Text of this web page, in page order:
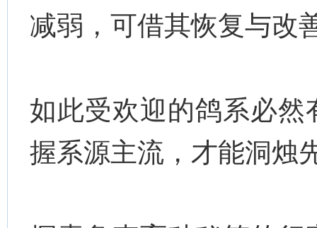
减弱，可借其恢复与改
如此受欢迎的鸽系必
握系源主流，才能洞烛